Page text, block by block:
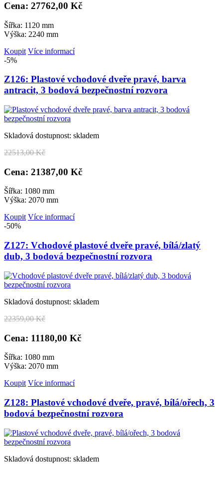
Cena: 27762,00 Kč
Šířka: 1120 mm
Výška: 2240 mm
Koupit Více informací
-5%
Z126: Plastové vchodové dveře pravé, barva
antracit, 3 bodová bezpečnostní rozvora
Skladová dostupnost: skladem
22513,00 Kč
Cena: 21387,00 Kč
Šířka: 1080 mm
Výška: 2070 mm
Koupit Více informací
-50%
Z127: Vchodové plastové dveře pravé, bílá/zlatý
dub, 3 bodová bezpečnostní rozvora
Skladová dostupnost: skladem
22359,00 Kč
Cena: 11180,00 Kč
Šířka: 1080 mm
Výška: 2070 mm
Koupit Více informací
Z128: Plastové vchodové dveře, pravé, bílá/ořech, 3
bodová bezpečnostní rozvora
Skladová dostupnost: skladem